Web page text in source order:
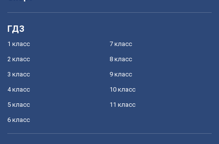
ГДЗ
1 класс
2 класс
3 класс
4 класс
5 класс
6 класс
7 класс
8 класс
9 класс
10 класс
11 класс